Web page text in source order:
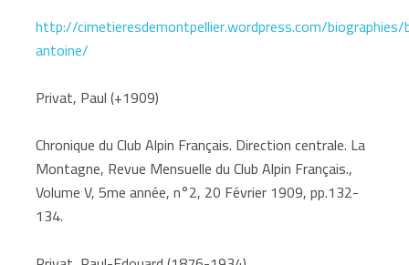
http://cimetieresdemontpellier.wordpress.com/
antoine/
Privat, Paul (+1909)
Chronique du Club Alpin Français. Direction centrale. La
Montagne, Revue Mensuelle du Club Alpin Français.,
Volume V, 5me année, n°2, 20 Février 1909, pp.132-
134.